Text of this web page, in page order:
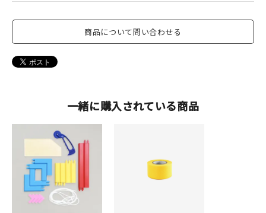
商品について問い合わせる
一緒に購入されている商品